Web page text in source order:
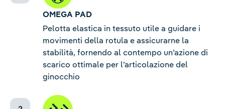
OMEGA PAD
Pelotta elastica in tessuto utile a guidare i
movimenti della rotula e assicurarne la
stabilità, fornendo al contempo un’azione di
scarico ottimale per l’articolazione del
ginocchio